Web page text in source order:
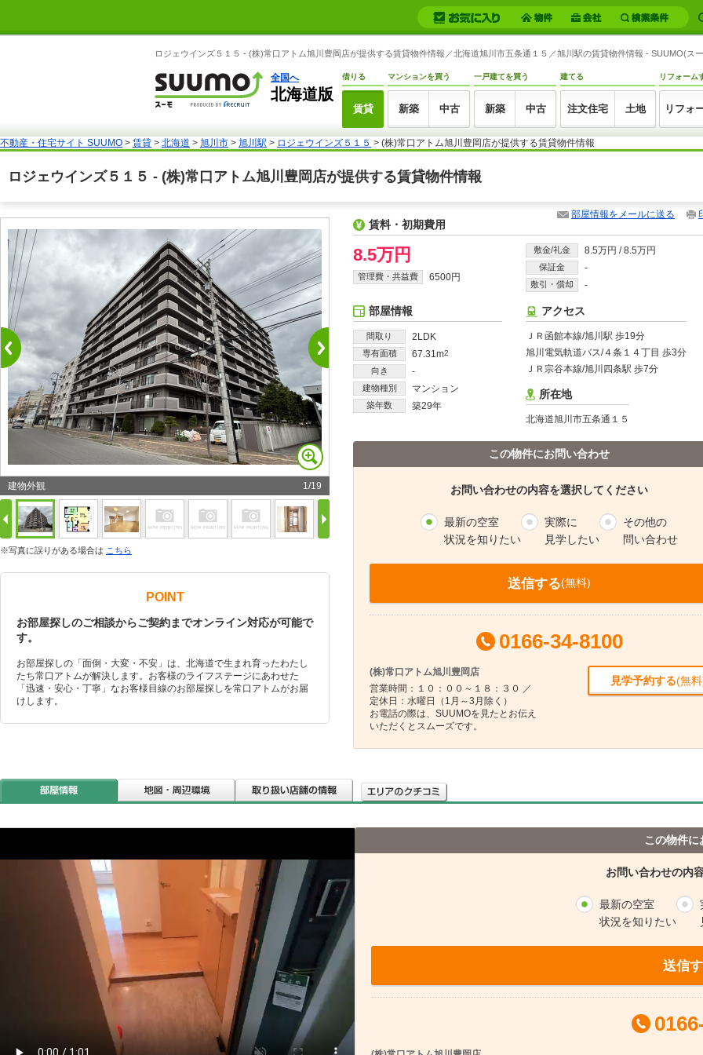
ロジェウインズ５１５ - (株)常口アトム旭川豊岡店が提供する賃貸物件情報／北海道旭川市五条通１５／旭川駅の賃貸物件情報 - SUUMO(ス
全国へ
北海道版
借りる
賃貸
マンションを買う
新築 中古
一戸建てを買う
新築 中古
建てる
注文住宅 土地
リフォーム
リフォ
不動産・住宅サイト SUUMO > 賃貸 > 北海道 > 旭川市 > 旭川駅 > ロジェウインズ５１５ > (株)常口アトム旭川豊岡店が提供する賃貸物件情報
ロジェウインズ５１５ - (株)常口アトム旭川豊岡店が提供する賃貸物件情報
建物外観 1/19
※写真に誤りがある場合は こちら
POINT
お部屋探しのご相談からご契約までオンライン対応が可能で
す。
お部屋探しの「面倒・大変・不安」は、北海道で生まれ育ったわたし
たち常口アトムが解決します。お客様のライフステージにあわせた
「迅速・安心・丁寧」なお客様目線のお部屋探しを常口アトムがお届
けします。
部屋情報をメールに送る
賃料・初期費用
8.5万円
管理費・共益費 6500円
敷金/礼金 8.5万円 /8.5万円
保証金 -
敷引・償却 -
部屋情報
間取り 2LDK
専有面積 67.31m2
向き -
建物種別 マンション
築年数 築29年
アクセス
ＪＲ函館本線/旭川駅 歩19分
旭川電気軌道バス/４条１４丁目 歩3分
ＪＲ宗谷本線/旭川四条駅 歩7分
所在地
北海道旭川市五条通１５
この物件にお問い合わせ
お問い合わせの内容を選択してください
最新の空室
状況を知りたい
実際に
見学したい
その他の
問い合わせ
送信する(無料)
0166-34-8100
(株)常口アトム旭川豊岡店
営業時間：１０：００～１８：３０ ／
定休日：水曜日（1月～3月除く）
お電話の際は、SUUMOを見たとお伝え
いただくとスムーズです。
見学予約する(無
この物件に
お問い合わせの内
最新の空室
状況を知りたい
送信